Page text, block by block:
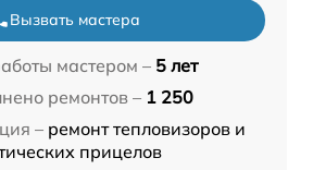
Вызвать мастера
мастером – 5 лет
ремонтов – 1 250
– ремонт тепловизоров и
прицелов